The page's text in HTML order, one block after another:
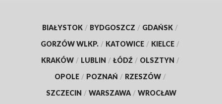
BIAŁYSTOK / BYDGOSZCZ / GDAŃSK /
GORZÓW WLKP. / KATOWICE / KIELCE /
KRAKÓW / LUBLIN / ŁÓDŹ / OLSZTYN /
OPOLE / POZNAŃ / RZESZÓW /
SZCZECIN / WARSZAWA / WROCŁAW